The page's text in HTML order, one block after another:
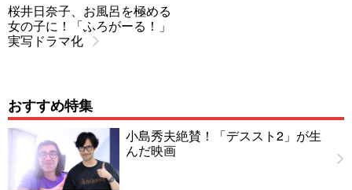
桜井日奈子、お風呂を極める
女の子に！「ふろがーる！」
実写ドラマ化
おすすめ特集
小島秀夫絶賛！「デススト2」が生
んだ映画